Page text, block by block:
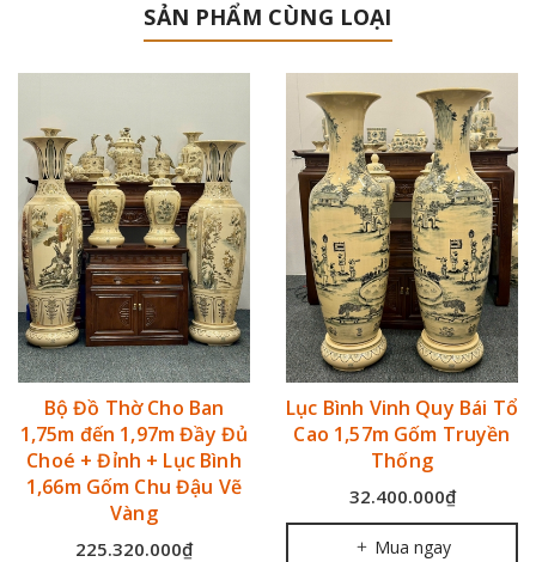
SẢN PHẨM CÙNG LOẠI
Bộ Đồ Thờ Cho Ban
1,75m đến 1,97m Đầy Đủ
Choé + Đỉnh + Lục Bình
1,66m Gốm Chu Đậu Vẽ
Vàng
225.320.000₫
Lục Bình Vinh Quy Bái Tổ
Cao 1,57m Gốm Truyền
Thống
32.400.000₫
Mua ngay